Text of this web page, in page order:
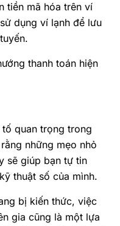
tiền mã hóa trên ví
dụng ví lạnh để lưu
thanh toán hiện
tố quan trọng trong
những mẹo nhỏ
sẽ giúp bạn tự tin
thuật số của mình.
bị kiến thức, việc
gia cũng là một lựa